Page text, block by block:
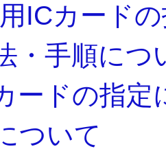
ICカード
・手順につ
ードの指定
ついて